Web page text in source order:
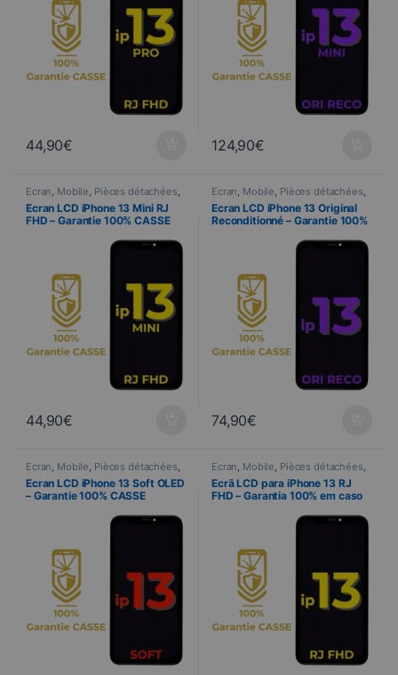
44,90€ 124,90€
Ecran, Mobile, Pièces détachées,
Telefonia
Ecran LCD iPhone 13 Mini RJ
FHD – Garantie 100% CASSE
44,90€
Ecran, Mobile, Pièces détachées,
Telefonia
Ecran LCD iPhone 13 Original
Reconditionné – Garantie 100%
74,90€
Ecran, Mobile, Pièces détachées,
Telefonia
Ecran LCD iPhone 13 Soft OLED
– Garantie 100% CASSE
Ecran, Mobile, Pièces détachées,
Telefonia
Ecrã LCD para iPhone 13 RJ
FHD – Garantia 100% em caso